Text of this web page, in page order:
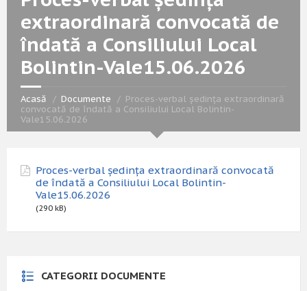
extraordinară convocată de
îndată a Consiliului Local
Bolintin-Vale15.06.2026
Acasă Documente
Proces-verbal ședința extraordinară
convocată de îndată a Consiliului Local Bolintin-
Vale15.06.2026
Proces-verbal ședința extraordinară convocată
de îndată a Consiliului Local Bolintin-
Vale15.06.2026
(290 kB)
CATEGORII DOCUMENTE